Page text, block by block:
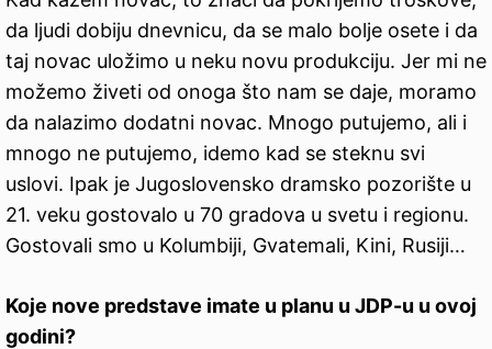
da ljudi dobiju dnevnicu, da se malo bolje osete i da
taj novac uložimo u neku novu produkciju. Jer mi ne
možemo živeti od onoga što nam se daje, moramo
da nalazimo dodatni novac. Mnogo putujemo, ali i
mnogo ne putujemo, idemo kad se steknu svi
uslovi. Ipak je Jugoslovensko dramsko pozorište u
21. veku gostovalo u 70 gradova u svetu i regionu.
Gostovali smo u Kolumbiji, Gvatemali, Kini, Rusiji…
Koje nove predstave imate u planu u JDP-u u ovoj
godini?